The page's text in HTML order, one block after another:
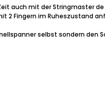
auch mit der Stringmaster
2 Fingern im Ruheszustand
selbst sondern den